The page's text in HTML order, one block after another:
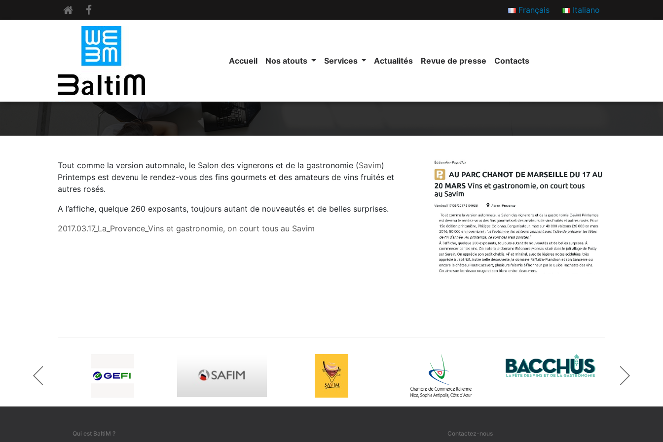
Français Italiano
Accueil Nos atouts Services Actualités Revue de presse Contacts
Tout comme la version automnale, le Salon des vignerons et de la gastronomie (Savim)
Printemps est devenu le rendez-vous des fins gourmets et des amateurs de vins fruités et
autres rosés.
A l’affiche, quelque 260 exposants, toujours autant de nouveautés et de belles surprises.
2017.03.17_La_Provence_Vins et gastronomie, on court tous au Savim
prev
next
Qui est BaltiM ? Contactez-nous